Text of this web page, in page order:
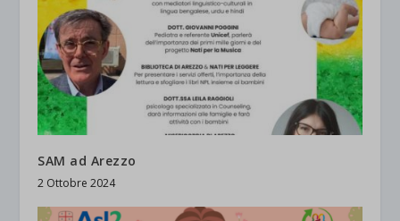
SAM ad Arezzo
2 Ottobre 2024